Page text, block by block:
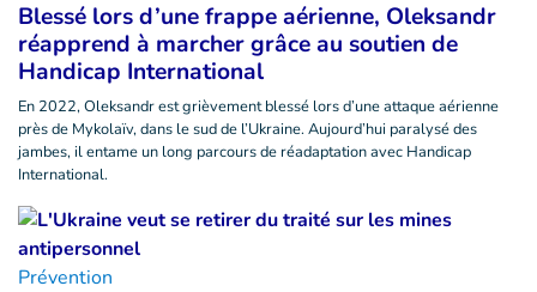
Blessé lors d’une frappe aérienne, Oleksandr
réapprend à marcher grâce au soutien de
Handicap International
En 2022, Oleksandr est grièvement blessé lors d’une attaque aérienne
près de Mykolaïv, dans le sud de l’Ukraine. Aujourd’hui paralysé des
jambes, il entame un long parcours de réadaptation avec Handicap
International.
Prévention